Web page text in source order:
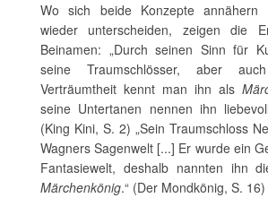
Wo sich beide Konzepte annähern
wieder unterscheiden, zeigen die
Beinamen: „Durch seinen Sinn für
seine Traumschlösser, aber
Verträumtheit kennt man ihn als
seine Untertanen nennen ihn
(King Kini, S. 2) „Sein Traumschloss
Wagners Sagenwelt [...] Er wurde ein
Fantasiewelt, deshalb nannten ihn
Märchenkönig.“ (Der Mondkönig, S. 16)